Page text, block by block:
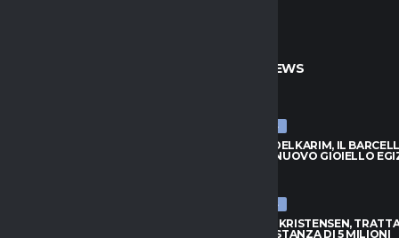
ULTIME NEWS
ULTIME NEWS
HAMZA ABDELKARIM, IL
SCOPRE IL NUOVO GIOIELLO
ULTIME NEWS
ATALANTA-KRISTENSEN,
APERTA: DISTANZA DI 5 MILIONI